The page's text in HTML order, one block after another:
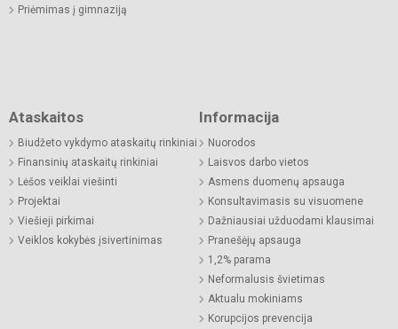
Priėmimas į gimnaziją
Ataskaitos
Biudžeto vykdymo ataskaitų rinkiniai
Finansinių ataskaitų rinkiniai
Lėšos veiklai viešinti
Projektai
Viešieji pirkimai
Veiklos kokybės įsivertinimas
Informacija
Nuorodos
Laisvos darbo vietos
Asmens duomenų apsauga
Konsultavimasis su visuomene
Dažniausiai užduodami klausimai
Pranešėjų apsauga
1,2% parama
Neformalusis švietimas
Aktualu mokiniams
Korupcijos prevencija